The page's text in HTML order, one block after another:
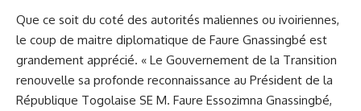
Que ce soit du coté des autorités maliennes ou ivoiriennes,
le coup de maitre diplomatique de Faure Gnassingbé est
grandement apprécié. « Le Gouvernement de la Transition
renouvelle sa profonde reconnaissance au Président de la
République Togolaise SE M. Faure Essozimna Gnassingbé,